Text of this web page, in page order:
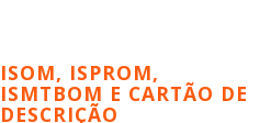
ISOM, ISPROM,
ISMTBOM E CARTÃO DE
DESCRIÇÃO